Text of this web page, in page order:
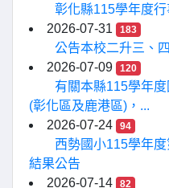
彰化縣115學年度
2026-07-31
183
公告本校二升三、
2026-07-09
120
有關本縣115學年
(彰化區及鹿港區)，...
2026-07-24
94
西勢國小115學年
結果公告
2026-07-14
82